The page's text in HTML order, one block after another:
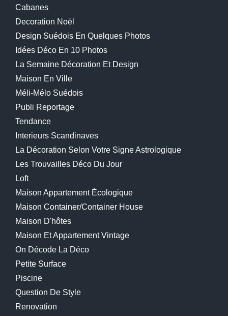
Cabanes
Decoration Noël
Design Suédois En Quelques Photos
Idées Déco En 10 Photos
La Semaine Décoration Et Design
Maison En Ville
Méli-Mélo Suédois
Publi Reportage
Tendance
Interieurs Scandinaves
La Décoration Selon Votre Signe Astrologique
Les Trouvailles Déco Du Jour
Loft
Maison Appartement Écologique
Maison Container/container House
Maison D'hôtes
Maison Et Appartement Vintage
On Décode La Déco
Petite Surface
Piscine
Question De Style
Renovation